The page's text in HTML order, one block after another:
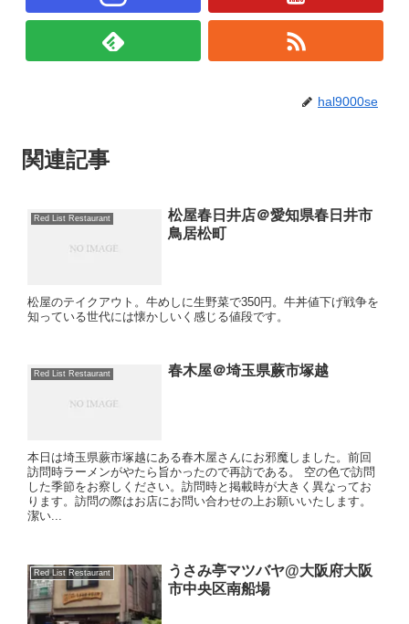
hal9000se
関連記事
Red List Restaurant
松屋春日井店＠愛知県春日井市
鳥居松町
松屋のテイクアウト。牛めしに生野菜で350円。牛丼値下げ戦争を
知っている世代には懐かしいく感じる値段です。
Red List Restaurant 春木屋＠埼玉県蕨市塚越
本日は埼玉県蕨市塚越にある春木屋さんにお邪魔しました。前回
訪問時ラーメンがやたら旨かったので再訪である。 空の色で訪問
した季節をお察しください。訪問時と掲載時が大きく異なってお
ります。訪問の際はお店にお問い合わせの上お願いいたします。
潔い...
Red List Restaurant
うさみ亭マツバヤ@大阪府大阪
市中央区南船場